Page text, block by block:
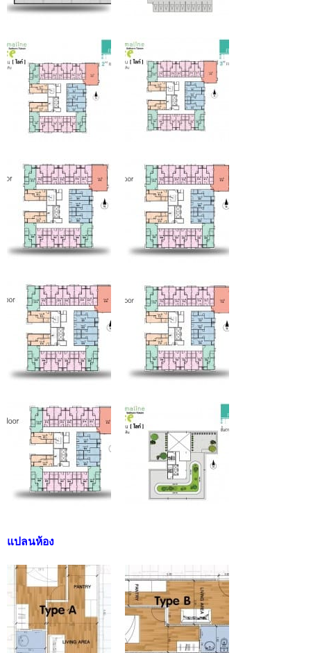
แปลนห้อง